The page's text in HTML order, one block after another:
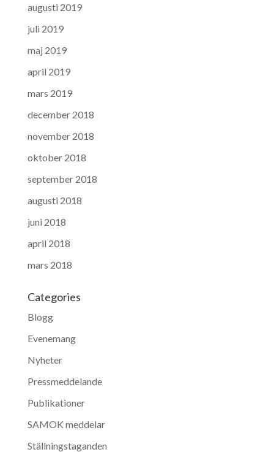
augusti 2019
juli 2019
maj 2019
april 2019
mars 2019
december 2018
november 2018
oktober 2018
september 2018
augusti 2018
juni 2018
april 2018
mars 2018
Categories
Blogg
Evenemang
Nyheter
Pressmeddelande
Publikationer
SAMOK meddelar
Ställningstaganden